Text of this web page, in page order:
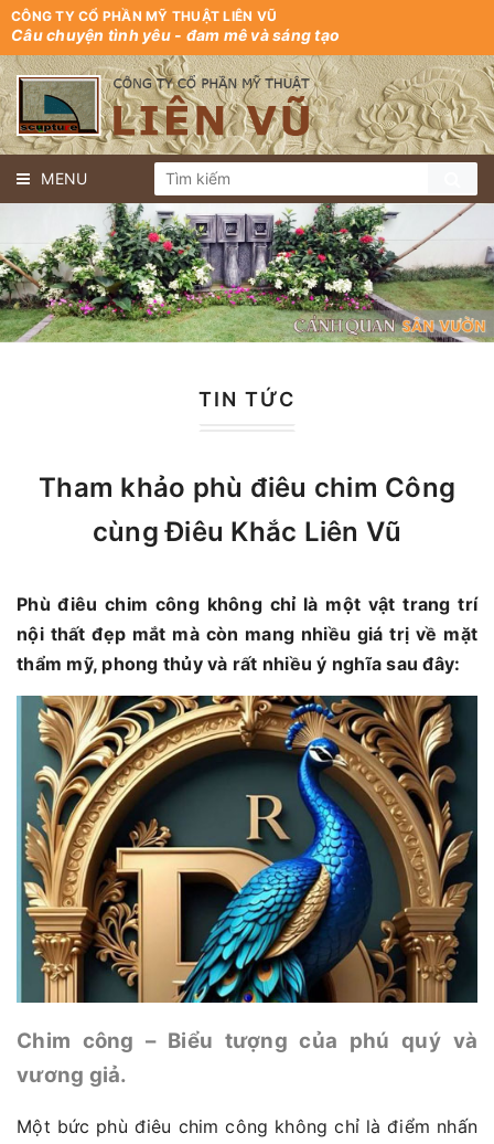
CÔNG TY CỔ PHẦN MỸ THUẬT LIÊN VŨ
Câu chuyện tình yêu - đam mê và sáng tạo
MENU
TIN TỨC
Tham khảo phù điêu chim Công
cùng Điêu Khắc Liên Vũ
Phù điêu chim công không chỉ là một vật trang trí
nội thất đẹp mắt mà còn mang nhiều giá trị về mặt
thẩm mỹ, phong thủy và rất nhiều ý nghĩa sau đây:
Chim công – Biểu tượng của phú quý và
vương giả.
Một bức phù điêu chim công không chỉ là điểm nhấn